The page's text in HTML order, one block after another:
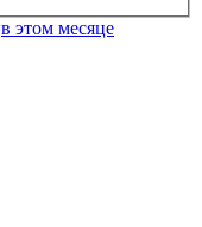
в этом месяце